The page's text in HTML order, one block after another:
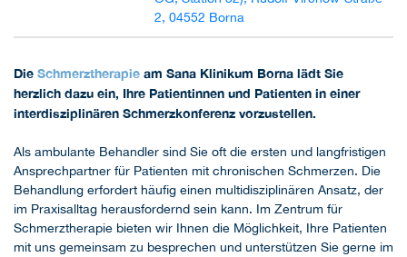
2, 04552 Borna
Die Schmerztherapie am Sana Klinikum Borna lädt Sie
herzlich dazu ein, Ihre Patientinnen und Patienten in einer
interdisziplinären Schmerzkonferenz vorzustellen.
Als ambulante Behandler sind Sie oft die ersten und langfristigen
Ansprechpartner für Patienten mit chronischen Schmerzen. Die
Behandlung erfordert häufig einen multidisziplinären Ansatz, der
im Praxisalltag herausfordernd sein kann. Im Zentrum für
Schmerztherapie bieten wir Ihnen die Möglichkeit, Ihre Patienten
mit uns gemeinsam zu besprechen und unterstützen Sie gerne im